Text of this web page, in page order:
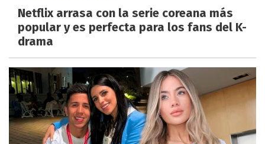
Netflix arrasa con la serie coreana más
popular y es perfecta para los fans del K-
drama